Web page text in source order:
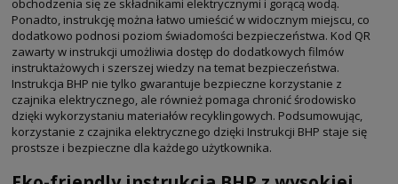
obchodzenia się ze składnikami elektrycznymi i gorącą wodą.
Ponadto, instrukcję można łatwo umieścić w widocznym miejscu, co
dodatkowo podnosi poziom świadomości bezpieczeństwa. Kod QR
zawarty w instrukcji umożliwia dostęp do dodatkowych filmów
instruktażowych i szerszej wiedzy na temat bezpieczeństwa.
Instrukcja BHP nie tylko gwarantuje bezpieczne korzystanie z
czajnika elektrycznego, ale również pomaga chronić środowisko
dzięki wykorzystaniu materiałów recyklingowych. Podsumowując,
korzystanie z czajnika elektrycznego dzięki Instrukcji BHP staje się
prostsze i bezpieczne dla każdego użytkownika.